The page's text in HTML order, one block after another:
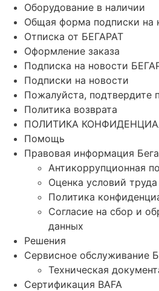
Оборудование в наличии
Общая форма подписки на
Отписка от БЕГАРАТ
Оформление заказа
Подписка на новости
Подписки на новости
Пожалуйста, подтвердите
Политика возврата
ПОЛИТИКА
Помощь
Правовая информация
Антикоррупционная
Оценка условий труда
Политика
Согласие на сбор и
данных
Решения
Сервисное обслуживание
Техническая
Сертификация BAFA